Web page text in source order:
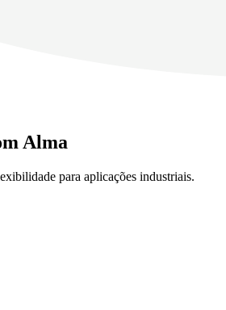
Alma
para aplicações industriais.